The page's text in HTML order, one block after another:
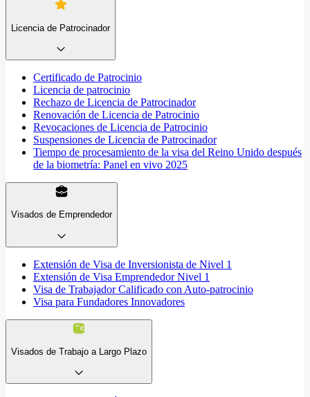
Licencia de Patrocinador
Certificado de Patrocinio
Licencia de patrocinio
Rechazo de Licencia de Patrocinador
Renovación de Licencia de Patrocinio
Revocaciones de Licencia de Patrocinio
Suspensiones de Licencia de Patrocinador
Tiempo de procesamiento de la visa del Reino Unido después
de la biometría: Panel en vivo 2025
Visados de Emprendedor
Extensión de Visa de Inversionista de Nivel 1
Extensión de Visa Emprendedor Nivel 1
Visa de Trabajador Calificado con Auto-patrocinio
Visa para Fundadores Innovadores
Visados de Trabajo a Largo Plazo